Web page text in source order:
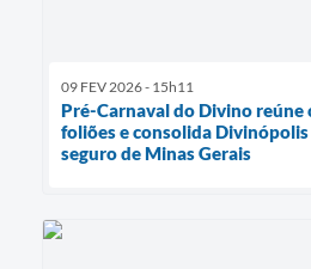
09 FEV 2026 - 15h11
Pré-Carnaval do Divino reúne
foliões e consolida Divinópolis
seguro de Minas Gerais